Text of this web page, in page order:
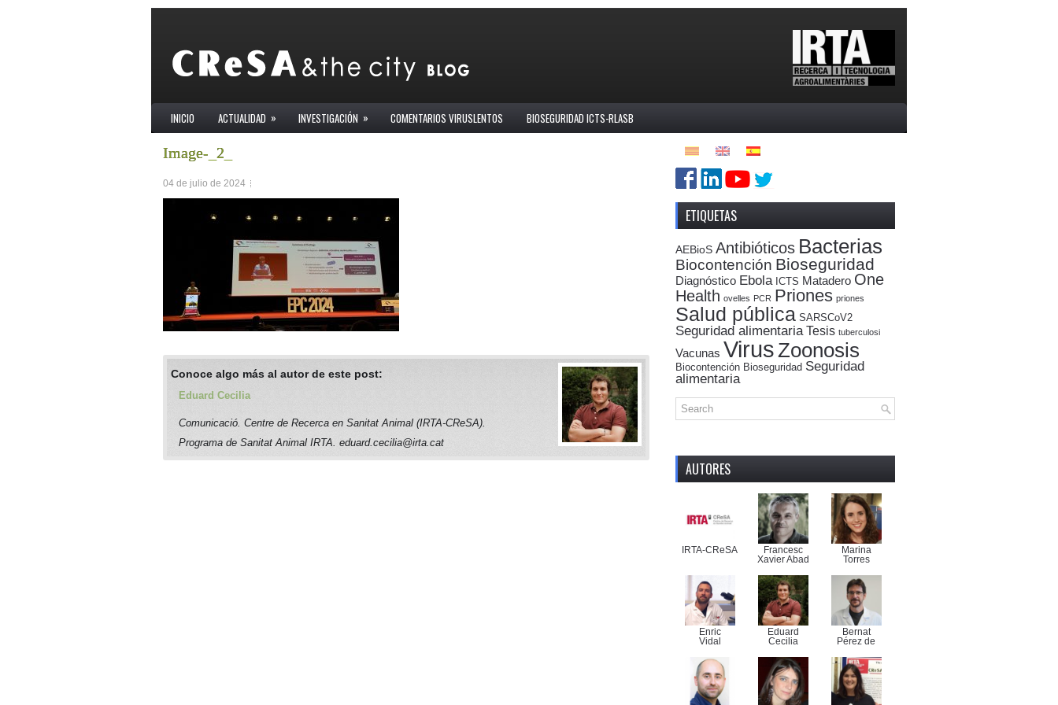
INICIO ACTUALIDAD » INVESTIGACIÓN » COMENTARIOS VIRUSLENTOS BIOSEGURIDAD ICTS-RLASB
Image-_2_
04 de julio de 2024
Conoce algo más al autor de este post:
Eduard Cecilia
Comunicació. Centre de Recerca en Sanitat Animal (IRTA-CReSA).
Programa de Sanitat Animal IRTA. eduard.cecilia@irta.cat
ETIQUETAS
AEBioS Antibióticos Bacterias
Biocontención Bioseguridad
Diagnóstico Ebola ICTS Matadero One
Health ovelles PCR Priones priones
Salud pública SARSCoV2
Seguridad alimentaria Tesis tuberculosi
Vacunas VirusZoonosis
Biocontención Bioseguridad Seguridad
alimentaria
AUTORES
IRTA-CReSA
Francesc
Xavier Abad
Marina
Torres
Enric
Vidal
Eduard
Cecilia
Bernat
Pérez de